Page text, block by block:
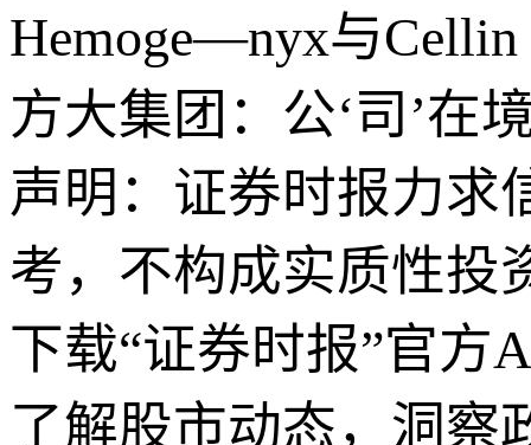
Hemoge—nyx与Cellin
方大集团：公‘司’在
声明：证券时报力求
考，不构成实质性投
下载“证券时报”官方
了解股市动态，洞察